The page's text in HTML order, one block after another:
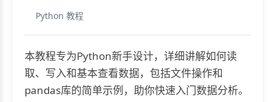
Python 教程
本教程专为Python新手设计，详细讲解如何读
取、写入和基本查看数据，包括文件操作和
pandas库的简单示例，助你快速入门数据分析。